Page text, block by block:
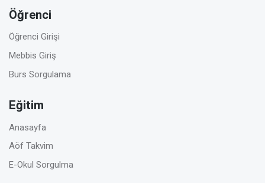
Öğrenci
Öğrenci Girişi
Mebbis Giriş
Burs Sorgulama
Eğitim
Anasayfa
Aöf Takvim
E-Okul Sorgulma